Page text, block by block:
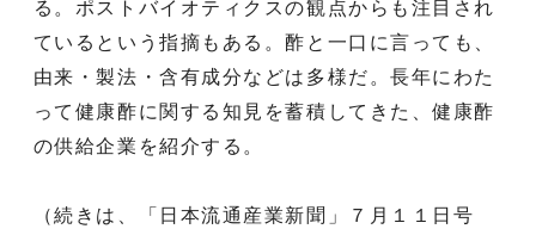
る。ポストバイオティクスの観点からも注目され
ているという指摘もある。酢と一口に言っても、
由来・製法・含有成分などは多様だ。長年にわた
って健康酢に関する知見を蓄積してきた、健康酢
の供給企業を紹介する。
（続きは、「日本流通産業新聞」７月１１日号